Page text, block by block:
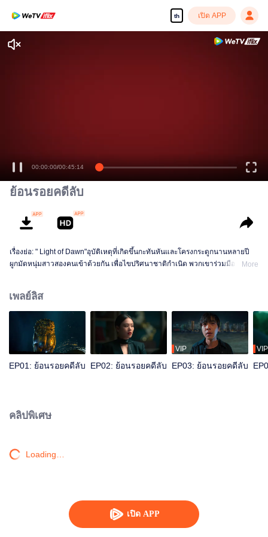
th เปิด APP
เปิด APP
00:00:00/00:45:14
ย้อนรอยคดีลับ
เรื่องย่อ: " Light of Dawn"อุบัติเหตุที่เกิดขึ้นกะทันหันและโครงกระดูกนานหลายปี
ผูกมัดหนุ่มสาวสองคนเข้าด้วยกัน เพื่อไขปริศนาชาติกำเนิด พวกเขาร่วมมือกับMore
เพลย์ลิส
EP01: ย้อนรอยคดีลับ EP02: ย้อนรอยคดีลับ
VIP
EP03: ย้อนรอยคดีลับ
VIP
คลิปพิเศษ
Loading…